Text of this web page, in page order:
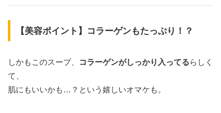
【美容ポイント】コラーゲンもたっぷり！？
しかもこのスープ、 コラーゲンがしっかり入ってるらしく
て、
肌にもいいかも…？という嬉しいオマケも。